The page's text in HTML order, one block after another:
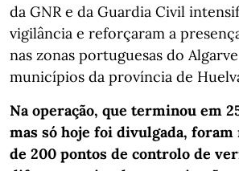
da GNR e da Guardia Civil
vigilância e reforçaram a
nas zonas portuguesas do
municípios da província de
Na operação, que terminou em
mas só hoje foi divulgada, foram
de 200 pontos de controlo de